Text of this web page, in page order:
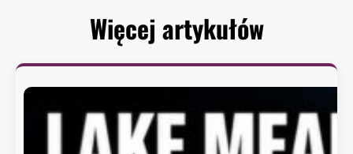
Więcej artykułów